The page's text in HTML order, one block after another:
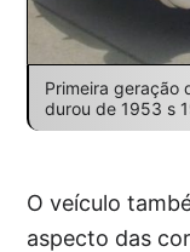
Primeira geração
durou de 1953 s
O veículo
aspecto das